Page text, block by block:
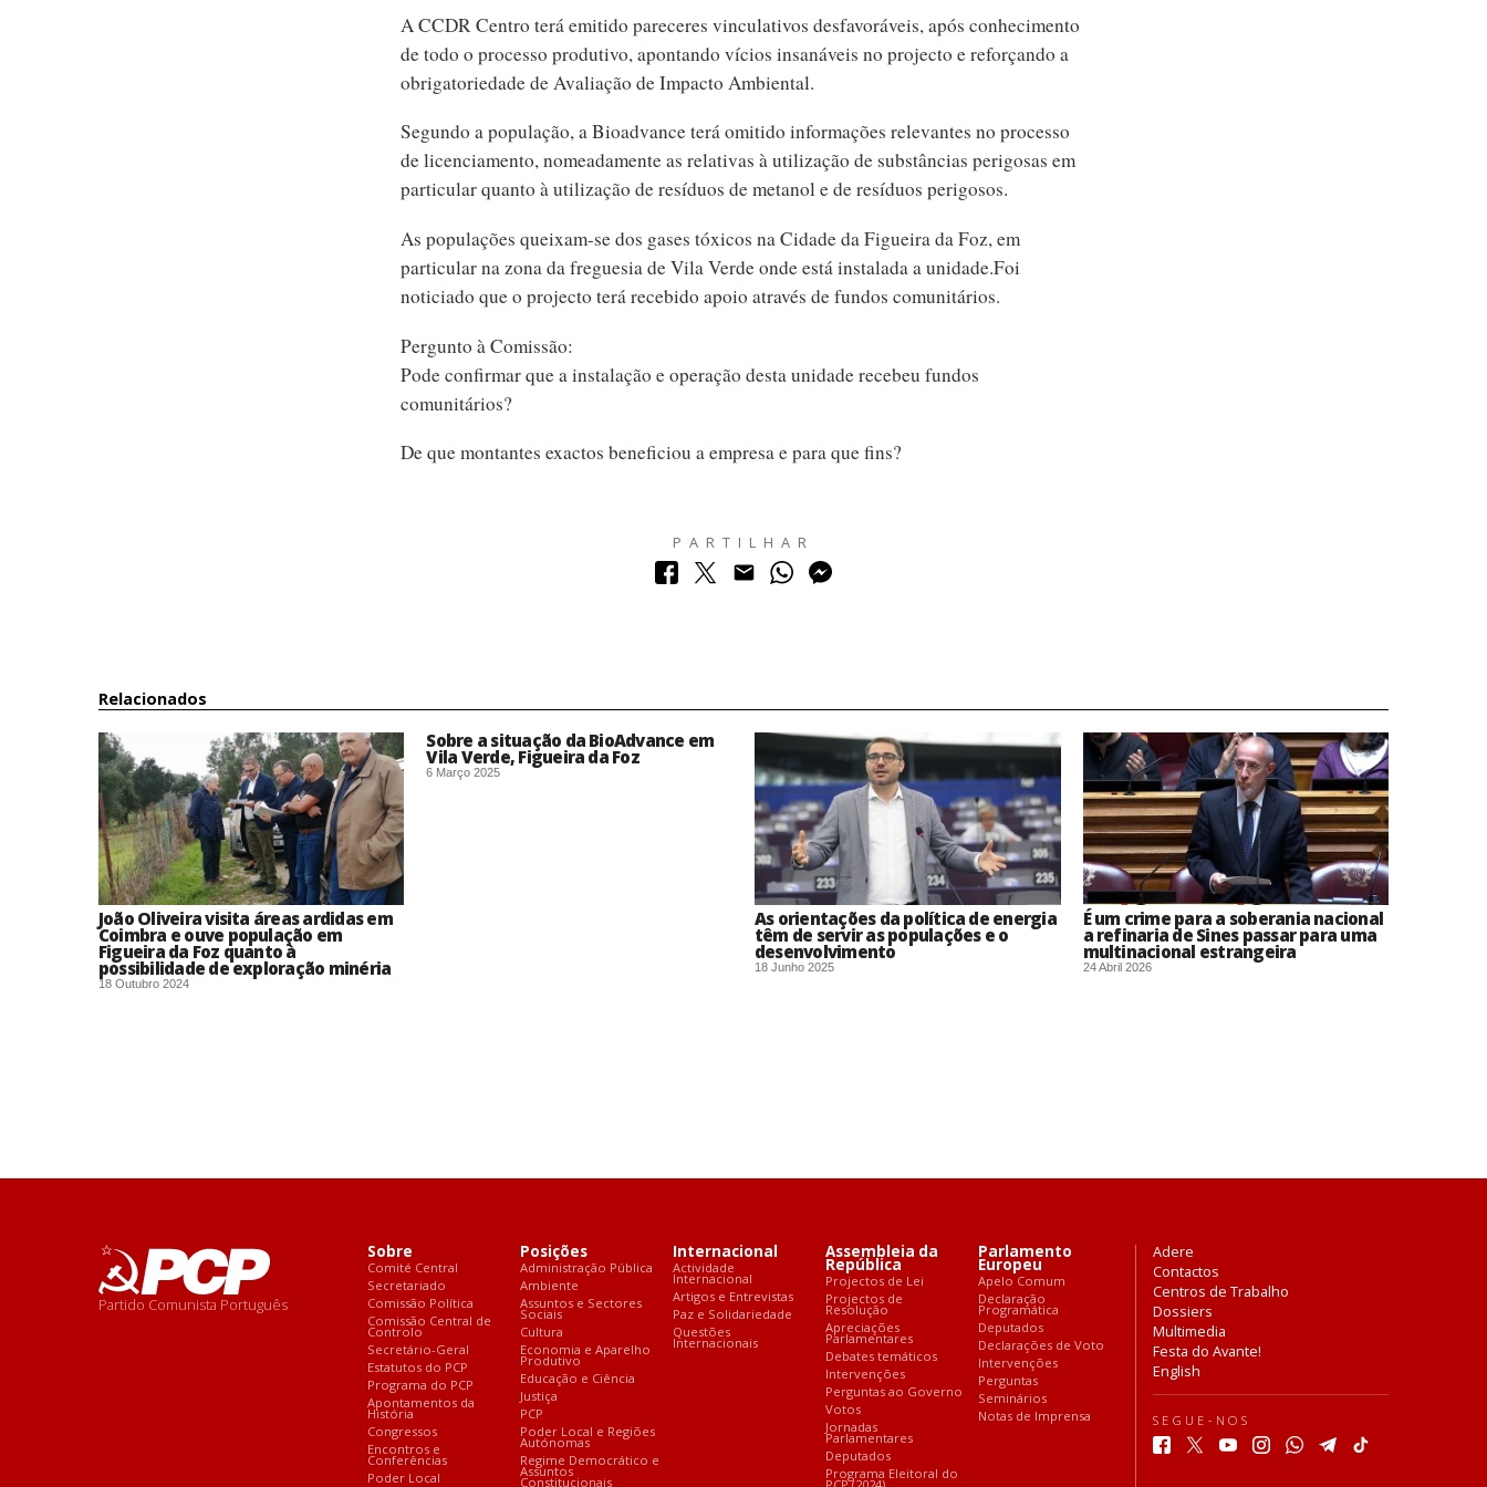
A CCDR Centro terá emitido pareceres vinculativos desfavoráveis, após conhecimento
de todo o processo produtivo, apontando vícios insanáveis no projecto e reforçando a
obrigatoriedade de Avaliação de Impacto Ambiental.
Segundo a população, a Bioadvance terá omitido informações relevantes no processo
de licenciamento, nomeadamente as relativas à utilização de substâncias perigosas em
particular quanto à utilização de resíduos de metanol e de resíduos perigosos.
As populações queixam-se dos gases tóxicos na Cidade da Figueira da Foz, em
particular na zona da freguesia de Vila Verde onde está instalada a unidade.Foi
noticiado que o projecto terá recebido apoio através de fundos comunitários.
Pergunto à Comissão:
Pode confirmar que a instalação e operação desta unidade recebeu fundos
comunitários?
De que montantes exactos beneficiou a empresa e para que fins?
PARTILHAR
Relacionados
João Oliveira visita áreas ardidas em
Coimbra e ouve população em
Figueira da Foz quanto à
possibilidade de exploração minéria
18 Outubro 2024
Sobre a situação da BioAdvance em
Vila Verde, Figueira da Foz
6 Março 2025
As orientações da política de energia
têm de servir as populações e o
desenvolvimento
18 Junho 2025
É um crime para a soberania nacional
a refinaria de Sines passar para uma
multinacional estrangeira
24 Abril 2026
Partido Comunista Português
Sobre
Comité Central
Secretariado
Comissão Política
Comissão Central de
Controlo
Secretário-Geral
Estatutos do PCP
Programa do PCP
Apontamentos da
História
Congressos
Encontros e
Conferências
Poder Local
Posições
Administração Pública
Ambiente
Assuntos e Sectores
Sociais
Cultura
Economia e Aparelho
Produtivo
Educação e Ciência
Justiça
PCP
Poder Local e Regiões
Autónomas
Regime Democrático e
Assuntos
Constitucionais
Internacional
Actividade
Internacional
Artigos e Entrevistas
Paz e Solidariedade
Questões
Internacionais
Assembleia da
República
Projectos de Lei
Projectos de
Resolução
Apreciações
Parlamentares
Debates temáticos
Intervenções
Perguntas ao Governo
Votos
Jornadas
Parlamentares
Deputados
Programa Eleitoral do
Parlamento
Europeu
Apelo Comum
Declaração
Programática
Deputados
Declarações de Voto
Intervenções
Perguntas
Seminários
Notas de Imprensa
Adere
Contactos
Centros de Trabalho
Dossiers
Multimedia
Festa do Avante!
English
SEGUE-NOS
F T Y I W T T